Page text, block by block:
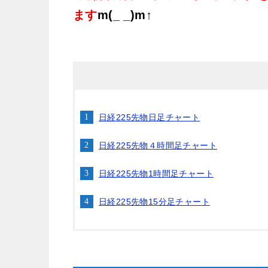
ますm(_ _)m↑
日経225先物日足チャート
日経225先物４時間足チャート
日経225先物1時間足チャート
日経225先物15分足チャート